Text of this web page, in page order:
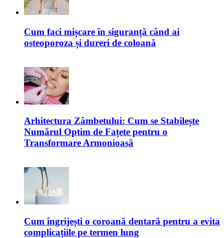
Cum faci mișcare în siguranță când ai
osteoporoza și dureri de coloană
Arhitectura Zâmbetului: Cum se Stabilește
Numărul Optim de Fațete pentru o
Transformare Armonioasă
Cum îngrijești o coroană dentară pentru a evita
complicațiile pe termen lung